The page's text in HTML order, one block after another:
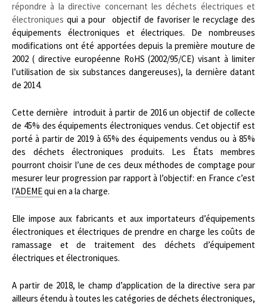
répondre à la directive concernant les déchets électriques et
électroniques qui a pour objectif de favoriser le recyclage des
équipements électroniques et électriques. De nombreuses
modifications ont été apportées depuis la première mouture de
2002 ( directive européenne RoHS (2002/95/CE) visant à limiter
l’utilisation de six substances dangereuses), la dernière datant
de 2014.
Cette dernière introduit à partir de 2016 un objectif de collecte
de 45% des équipements électroniques vendus. Cet objectif est
porté à partir de 2019 à 65% des équipements vendus ou à 85%
des déchets électroniques produits. Les États membres
pourront choisir l’une de ces deux méthodes de comptage pour
mesurer leur progression par rapport à l’objectif: en France c’est
l’ADEMEqui en a la charge.
Elle impose aux fabricants et aux importateurs d’équipements
électroniques et électriques de prendre en charge les coûts de
ramassage et de traitement des déchets d’équipement
électriques et électroniques.
A partir de 2018, le champ d’application de la directive sera par
ailleurs étendu à toutes les catégories de déchets électroniques,